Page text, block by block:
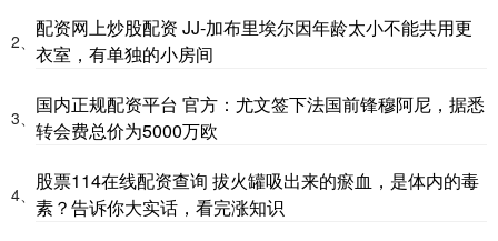
2、
配资网上炒股配资 JJ-加布里埃尔因年龄太小不能共用更
衣室，有单独的小房间
3、
国内正规配资平台 官方：尤文签下法国前锋穆阿尼，据悉
转会费总价为5000万欧
4、
股票114在线配资查询 拔火罐吸出来的瘀血，是体内的毒
素？告诉你大实话，看完涨知识